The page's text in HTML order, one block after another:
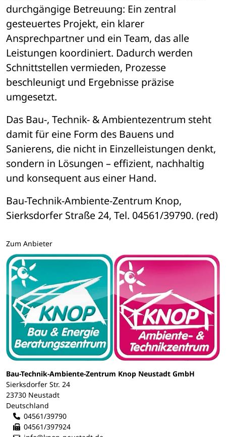
durchgängige Betreuung: Ein zentral
gesteuertes Projekt, ein klarer
Ansprechpartner und ein Team, das alle
Leistungen koordiniert. Dadurch werden
Schnittstellen vermieden, Prozesse
beschleunigt und Ergebnisse präzise
umgesetzt.
Das Bau-, Technik- & Ambientezentrum steht
damit für eine Form des Bauens und
Sanierens, die nicht in Einzelleistungen denkt,
sondern in Lösungen – effizient, nachhaltig
und konsequent aus einer Hand.
Bau-Technik-Ambiente-Zentrum Knop,
Sierksdorfer Straße 24, Tel. 04561/39790. (red)
Zum Anbieter
Bau-Technik-Ambiente-Zentrum Knop Neustadt GmbH
Sierksdorfer Str. 24
23730 Neustadt
Deutschland
04561/39790
04561/397924